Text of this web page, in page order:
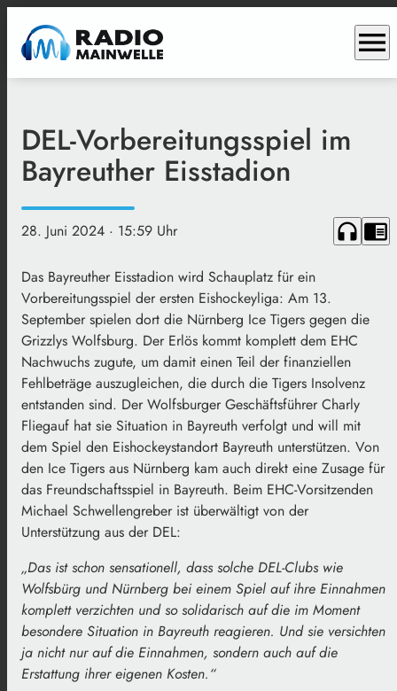
menu
DEL-Vorbereitungsspiel im
Bayreuther Eisstadion
28. Juni 2024 · 15:59 Uhr headphones chrome_reader_mode
Das Bayreuther Eisstadion wird Schauplatz für ein
Vorbereitungsspiel der ersten Eishockeyliga: Am 13.
September spielen dort die Nürnberg Ice Tigers gegen die
Grizzlys Wolfsburg. Der Erlös kommt komplett dem EHC
Nachwuchs zugute, um damit einen Teil der finanziellen
Fehlbeträge auszugleichen, die durch die Tigers Insolvenz
entstanden sind. Der Wolfsburger Geschäftsführer Charly
Fliegauf hat sie Situation in Bayreuth verfolgt und will mit
dem Spiel den Eishockeystandort Bayreuth unterstützen. Von
den Ice Tigers aus Nürnberg kam auch direkt eine Zusage für
das Freundschaftsspiel in Bayreuth. Beim EHC-Vorsitzenden
Michael Schwellengreber ist überwältigt von der
Unterstützung aus der DEL:
„Das ist schon sensationell, dass solche DEL-Clubs wie
Wolfsbürg und Nürnberg bei einem Spiel auf ihre Einnahmen
komplett verzichten und so solidarisch auf die im Moment
besondere Situation in Bayreuth reagieren. Und sie versichten
ja nicht nur auf die Einnahmen, sondern auch auf die
Erstattung ihrer eigenen Kosten.“